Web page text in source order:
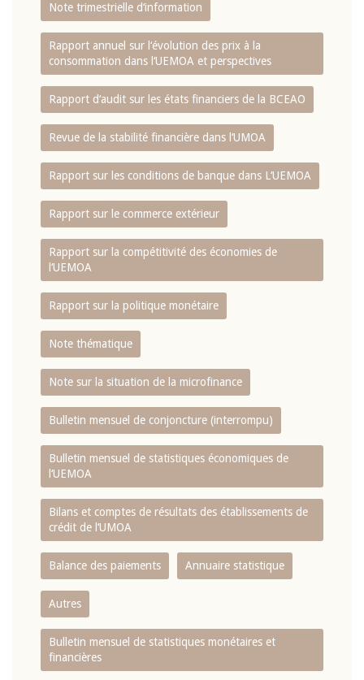
Note trimestrielle d‘information
Rapport annuel sur l‘évolution des prix à la
consommation dans l‘UEMOA et perspectives
Rapport d‘audit sur les états financiers de la BCEAO
Revue de la stabilité financière dans l‘UMOA
Rapport sur les conditions de banque dans L‘UEMOA
Rapport sur le commerce extérieur
Rapport sur la compétitivité des économies de
l‘UEMOA
Rapport sur la politique monétaire
Note thématique
Note sur la situation de la microfinance
Bulletin mensuel de conjoncture (interrompu)
Bulletin mensuel de statistiques économiques de
l‘UEMOA
Bilans et comptes de résultats des établissements de
crédit de l‘UMOA
Balance des paiements Annuaire statistique
Autres
Bulletin mensuel de statistiques monétaires et
financières